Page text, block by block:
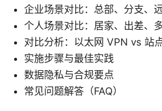
企业场景对比：总部、分支、
个人场景对比：居家、出差、
对比分析：以太网 VPN vs 站
实施步骤与最佳实践
数据隐私与合规要点
常见问题解答（FAQ）